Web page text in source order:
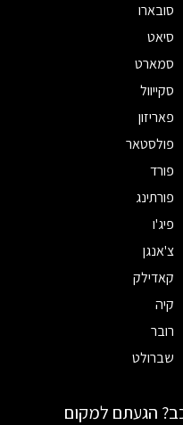
סובארו
סיאט
סמארט
סקייוול
פאריזון
פולסטאר
פורד
פורתינג
פיג'ו
צ'אנגן
קאדילק
קיה
רובר
שברולט
הגעתם למקום